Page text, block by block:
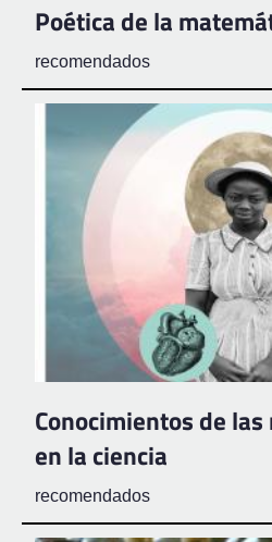
Poética de la
recomendados
Conocimientos de
en la ciencia
recomendados